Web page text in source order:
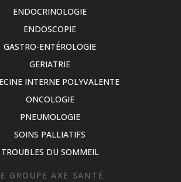
ENDOCRINOLOGIE
ENDOSCOPIE
GASTRO-ENTÉROLOGIE
GERIATRIE
INTERNE POLYVALENTE
ONCOLOGIE
PNEUMOLOGIE
SOINS PALLIATIFS
TROUBLES DU SOMMEIL
GROUPE AXE SANTÉ